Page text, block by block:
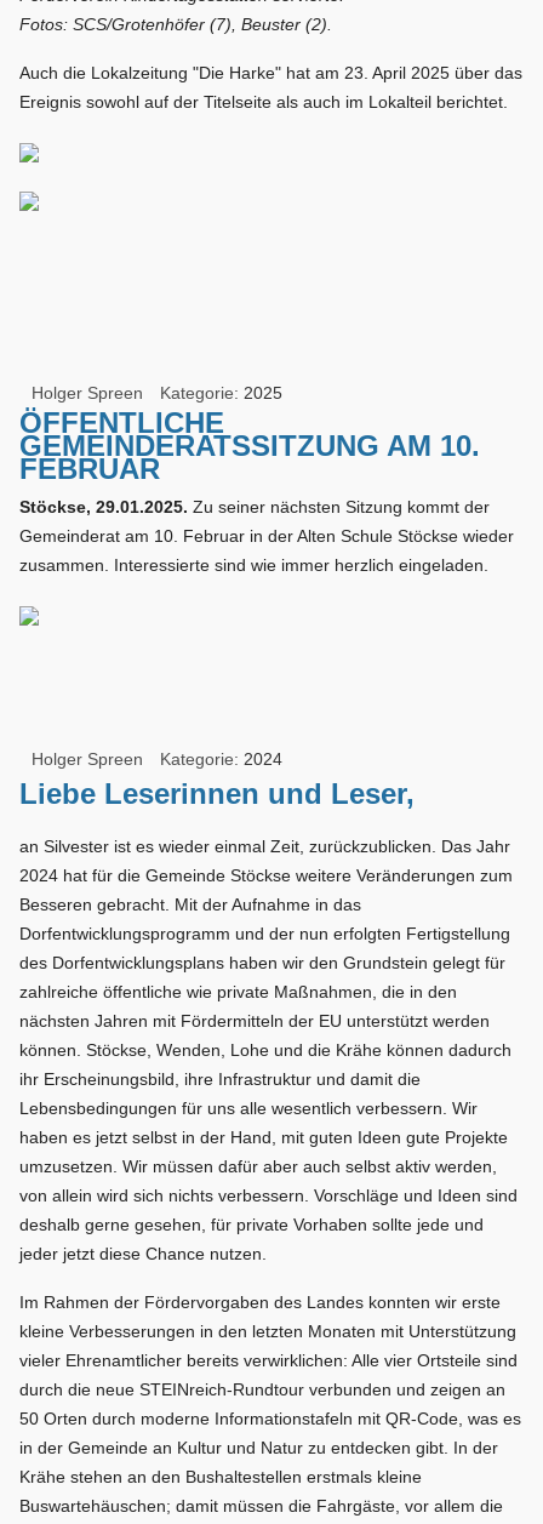
Fotos: SCS/Grotenhöfer (7), Beuster (2).
Auch die Lokalzeitung "Die Harke" hat am 23. April 2025 über das
Ereignis sowohl auf der Titelseite als auch im Lokalteil berichtet.
Holger Spreen Kategorie:2025
ÖFFENTLICHE
GEMEINDERATSSITZUNG AM 10.
FEBRUAR
Stöckse, 29.01.2025. Zu seiner nächsten Sitzung kommt der
Gemeinderat am 10. Februar in der Alten Schule Stöckse wieder
zusammen. Interessierte sind wie immer herzlich eingeladen.
Holger Spreen Kategorie:2024
Liebe Leserinnen und Leser,
an Silvester ist es wieder einmal Zeit, zurückzublicken. Das Jahr
2024 hat für die Gemeinde Stöckse weitere Veränderungen zum
Besseren gebracht. Mit der Aufnahme in das
Dorfentwicklungsprogramm und der nun erfolgten Fertigstellung
des Dorfentwicklungsplans haben wir den Grundstein gelegt für
zahlreiche öffentliche wie private Maßnahmen, die in den
nächsten Jahren mit Fördermitteln der EU unterstützt werden
können. Stöckse, Wenden, Lohe und die Krähe können dadurch
ihr Erscheinungsbild, ihre Infrastruktur und damit die
Lebensbedingungen für uns alle wesentlich verbessern. Wir
haben es jetzt selbst in der Hand, mit guten Ideen gute Projekte
umzusetzen. Wir müssen dafür aber auch selbst aktiv werden,
von allein wird sich nichts verbessern. Vorschläge und Ideen sind
deshalb gerne gesehen, für private Vorhaben sollte jede und
jeder jetzt diese Chance nutzen.
Im Rahmen der Fördervorgaben des Landes konnten wir erste
kleine Verbesserungen in den letzten Monaten mit Unterstützung
vieler Ehrenamtlicher bereits verwirklichen: Alle vier Ortsteile sind
durch die neue STEINreich-Rundtour verbunden und zeigen an
50 Orten durch moderne Informationstafeln mit QR-Code, was es
in der Gemeinde an Kultur und Natur zu entdecken gibt. In der
Krähe stehen an den Bushaltestellen erstmals kleine
Buswartehäuschen; damit müssen die Fahrgäste, vor allem die